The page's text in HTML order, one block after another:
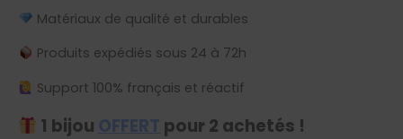
Matériaux de qualité et durables
Produits expédiés sous 24 à 72h
Support 100% français et réactif
1 bijou OFFERT pour 2 achetés !